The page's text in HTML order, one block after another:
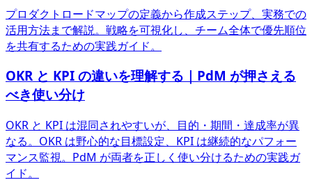
プロダクトロードマップの定義から作成ステップ、実務での
活用方法まで解説。戦略を可視化し、チーム全体で優先順位
を共有するための実践ガイド。
OKR と KPI の違いを理解する｜PdM が押さえる
べき使い分け
OKR と KPI は混同されやすいが、目的・期間・達成率が異
なる。OKR は野心的な目標設定、KPI は継続的なパフォー
マンス監視。PdM が両者を正しく使い分けるための実践ガ
イド。